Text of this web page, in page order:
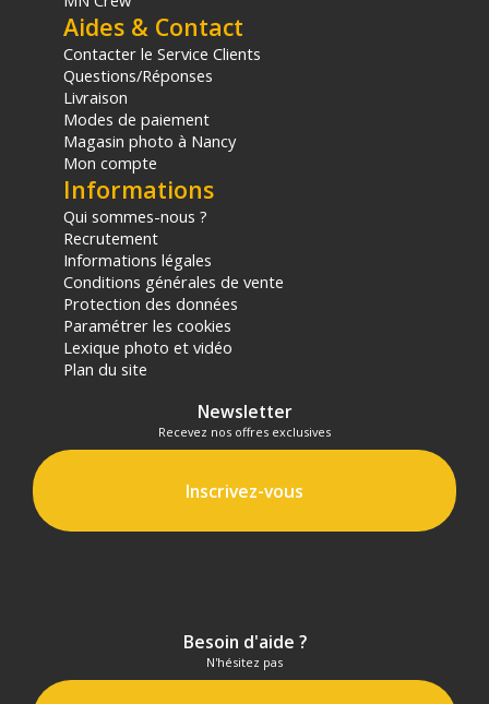
Aides & Contact
Contacter le Service Clients
Questions/Réponses
Livraison
Modes de paiement
Magasin photo à Nancy
Mon compte
Informations
Qui sommes-nous ?
Recrutement
Informations légales
Conditions générales de vente
Protection des données
Paramétrer les cookies
Lexique photo et vidéo
Plan du site
Newsletter
Recevez nos offres exclusives
Inscrivez-vous
Besoin d'aide ?
N'hésitez pas